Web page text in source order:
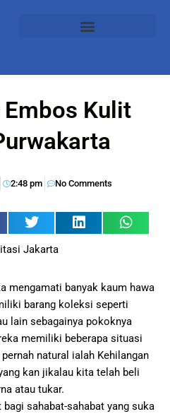
Kulit
2:48 pm No Comments
Jakarta
mengamati banyak kaum hawa
barang koleksi seperti
lain sebagainya pokoknya
memiliki beberapa situasi
natural ialah Kehilangan
kan jikalau kita telah beli
atau tukar.
sahabat-sahabat yang suka